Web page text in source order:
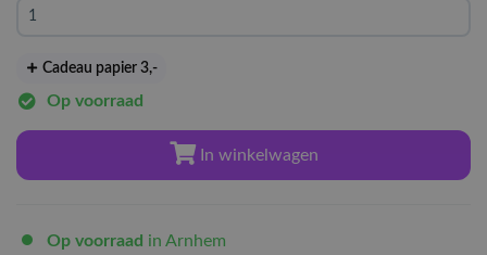
Cadeau papier 3,-
Op voorraad
In winkelwagen
Op voorraad in Arnhem